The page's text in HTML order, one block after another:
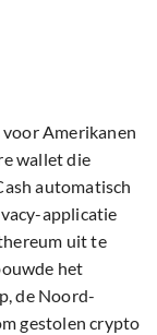
Amerikanen
wallet die
automatisch
applicatie
uit te
het
de Noord-
gestolen crypto